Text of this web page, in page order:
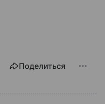
Поделиться